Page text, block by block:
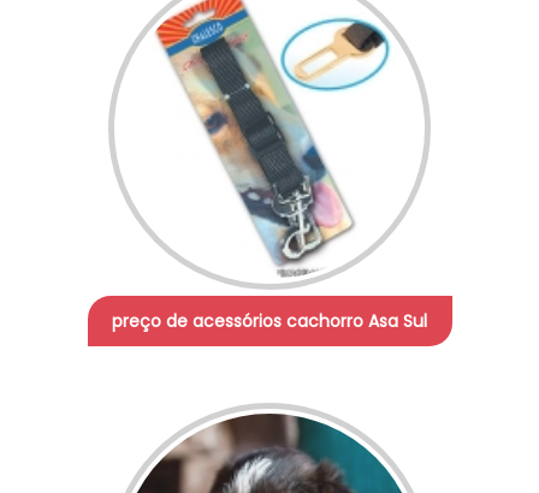
preço de acessórios cachorro Asa Sul